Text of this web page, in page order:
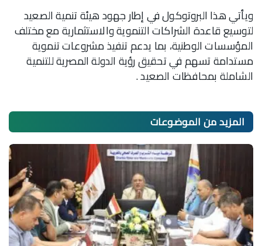
ويأتي هذا البروتوكول في إطار جهود هيئة تنمية الصعيد
لتوسيع قاعدة الشراكات التنموية والاستثمارية مع مختلف
المؤسسات الوطنية، بما يدعم تنفيذ مشروعات تنموية
مستدامة تسهم في تحقيق رؤية الدولة المصرية للتنمية
الشاملة بمحافظات الصعيد .
المزيد منالموضوعات